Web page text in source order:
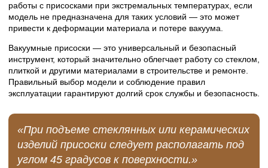
работы с присосками при экстремальных температурах, если
модель не предназначена для таких условий — это может
привести к деформации материала и потере вакуума.
Вакуумные присоски — это универсальный и безопасный
инструмент, который значительно облегчает работу со стеклом,
плиткой и другими материалами в строительстве и ремонте.
Правильный выбор модели и соблюдение правил
эксплуатации гарантируют долгий срок службы и безопасность.
«При подъеме стеклянных или керамических
изделий присоски следует располагать под
углом 45 градусов к поверхности.»